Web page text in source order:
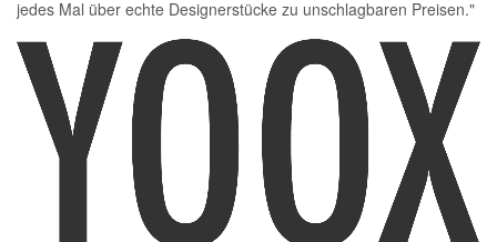
jedes Mal über echte Designerstücke zu unschlagbaren Preisen."